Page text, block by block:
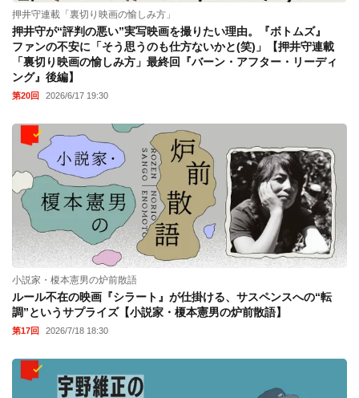
押井守連載「裏切り映画の愉しみ方」
押井守が“評判の悪い”実写映画を撮りたい理由。『ボトムズ』
ファンの不安に「そう思うのも仕方ないかと(笑)」【押井守連載
「裏切り映画の愉しみ方」最終回『バーン・アフター・リーディ
ング』後編】
第20回 2026/6/17 19:30
小説家・榎本憲男の炉前散語
ルール不在の映画『シラート』が仕掛ける、サスペンスへの“転
調”というサプライズ【小説家・榎本憲男の炉前散語】
第17回 2026/7/18 18:30